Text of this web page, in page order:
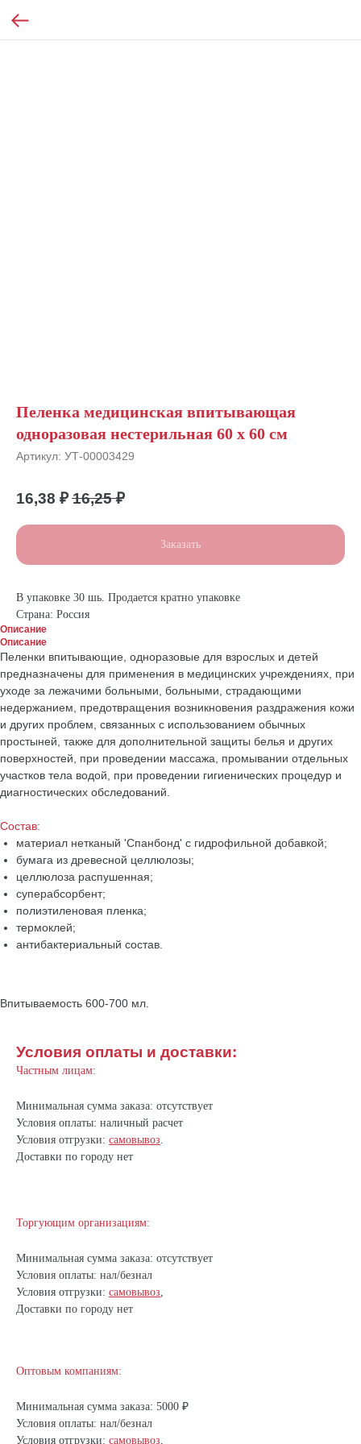
Пеленка медицинская впитывающая
одноразовая нестерильная 60 х 60 см
Артикул: УТ-00003429
16,38 ₽ 16,25 ₽
Заказать
В упаковке 30 шь. Продается кратно упаковке
Страна: Россия
Описание
Описание
Пеленки впитывающие, одноразовые для взрослых и детей
предназначены для применения в медицинских учреждениях, при
уходе за лежачими больными, больными, страдающими
недержанием, предотвращения возникновения раздражения кожи
и других проблем, связанных с использованием обычных
простыней, также для дополнительной защиты белья и других
поверхностей, при проведении массажа, промывании отдельных
участков тела водой, при проведении гигиенических процедур и
диагностических обследований.
Состав:
материал нетканый 'Спанбонд' с гидрофильной добавкой;
бумага из древесной целлюлозы;
целлюлоза распушенная;
суперабсорбент;
полиэтиленовая пленка;
термоклей;
антибактериальный состав.
Впитываемость 600-700 мл.
Условия оплаты и доставки:
Частным лицам:
Минимальная сумма заказа: отсутствует
Условия оплаты: наличный расчет
Условия отгрузки: самовывоз.
Доставки по городу нет
Торгующим организациям:
Минимальная сумма заказа: отсутствует
Условия оплаты: нал/безнал
Условия отгрузки: самовывоз,
Доставки по городу нет
Оптовым компаниям:
Минимальная сумма заказа: 5000 ₽
Условия оплаты: нал/безнал
Условия отгрузки: самовывоз,